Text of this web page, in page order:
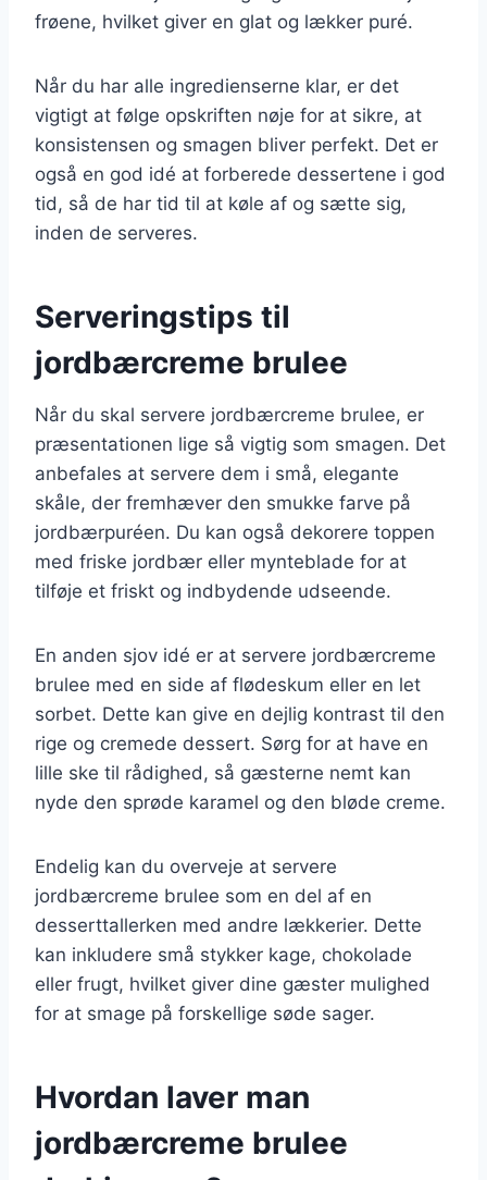
frøene, hvilket giver en glat og lækker puré.
Når du har alle ingredienserne klar, er det
vigtigt at følge opskriften nøje for at sikre, at
konsistensen og smagen bliver perfekt. Det er
også en god idé at forberede dessertene i god
tid, så de har tid til at køle af og sætte sig,
inden de serveres.
Serveringstips til
jordbærcreme brulee
Når du skal servere jordbærcreme brulee, er
præsentationen lige så vigtig som smagen. Det
anbefales at servere dem i små, elegante
skåle, der fremhæver den smukke farve på
jordbærpuréen. Du kan også dekorere toppen
med friske jordbær eller mynteblade for at
tilføje et friskt og indbydende udseende.
En anden sjov idé er at servere jordbærcreme
brulee med en side af flødeskum eller en let
sorbet. Dette kan give en dejlig kontrast til den
rige og cremede dessert. Sørg for at have en
lille ske til rådighed, så gæsterne nemt kan
nyde den sprøde karamel og den bløde creme.
Endelig kan du overveje at servere
jordbærcreme brulee som en del af en
desserttallerken med andre lækkerier. Dette
kan inkludere små stykker kage, chokolade
eller frugt, hvilket giver dine gæster mulighed
for at smage på forskellige søde sager.
Hvordan laver man
jordbærcreme brulee